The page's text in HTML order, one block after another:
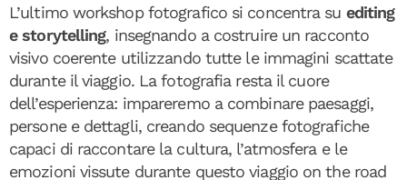
L’ultimo workshop fotografico si concentra su editing
e storytelling, insegnando a costruire un racconto
visivo coerente utilizzando tutte le immagini scattate
durante il viaggio. La fotografia resta il cuore
dell’esperienza: impareremo a combinare paesaggi,
persone e dettagli, creando sequenze fotografiche
capaci di raccontare la cultura, l’atmosfera e le
emozioni vissute durante questo viaggio on the road